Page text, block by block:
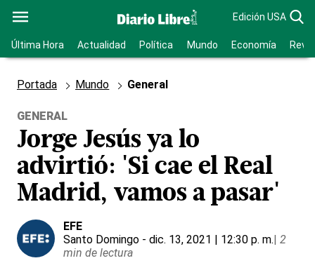
Edición USA
Última Hora Actualidad Política Mundo Economía
Portada Mundo General
GENERAL
Jorge Jesús ya lo
advirtió: 'Si cae el Real
Madrid, vamos a pasar'
EFE
Santo Domingo - dic. 13, 2021 | 12:30 p. m.| 2
min de lectura